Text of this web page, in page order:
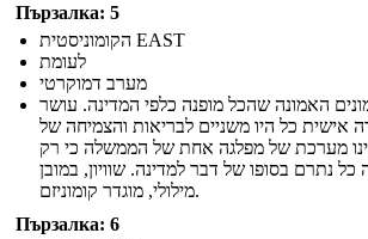
Пързалка: 5
הקומוניסטית EAST
לעומת
מערב דמוקרטי
האמונה שהכל מופנה כלפי המדינה. עושר
אישית כל היו משניים לבריאות והצמיחה של
מערכת של מפלגה אחת של הממשלה כי רק
נתרם בסופו של דבר למדינה. שוויון, במובן
מילולי, מוגדר קומוניזם.
Пързалка: 6